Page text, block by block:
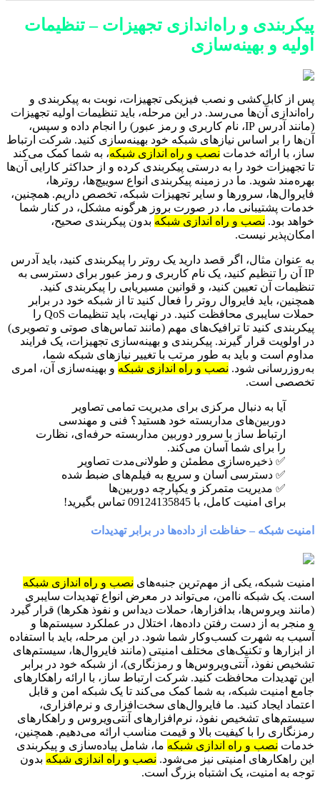
پیکربندی و راه‌اندازی تجهیزات – تنظیمات
اولیه و بهینه‌سازی
پس از کابل‌کشی و نصب فیزیکی تجهیزات، نوبت به پیکربندی و
راه‌اندازی آن‌ها می‌رسد. در این مرحله، باید تنظیمات اولیه تجهیزات
(مانند آدرس IP، نام کاربری و رمز عبور) را انجام داده و سپس،
آن‌ها را بر اساس نیازهای شبکه خود بهینه‌سازی کنید. شرکت ارتباط
ساز، با ارائه خدمات نصب و راه اندازی شبکه، به شما کمک می‌کند
تا تجهیزات خود را به درستی پیکربندی کرده و از حداکثر کارایی آن‌ها
بهره‌مند شوید. ما در زمینه پیکربندی انواع سوییچ‌ها، روترها،
فایروال‌ها، سرورها و سایر تجهیزات شبکه، تخصص داریم. همچنین،
خدمات پشتیبانی ما، در صورت بروز هرگونه مشکل، در کنار شما
خواهد بود. نصب و راه اندازی شبکه بدون پیکربندی صحیح،
امکان‌پذیر نیست.
به عنوان مثال، اگر قصد دارید یک روتر را پیکربندی کنید، باید آدرس
IP آن را تنظیم کنید، یک نام کاربری و رمز عبور برای دسترسی به
تنظیمات آن تعیین کنید، و قوانین مسیریابی را پیکربندی کنید.
همچنین، باید فایروال روتر را فعال کنید تا از شبکه خود در برابر
حملات سایبری محافظت کنید. در نهایت، باید تنظیمات QoS را
پیکربندی کنید تا ترافیک‌های مهم (مانند تماس‌های صوتی و تصویری)
در اولویت قرار گیرند. پیکربندی و بهینه‌سازی تجهیزات، یک فرایند
مداوم است و باید به طور مرتب با تغییر نیازهای شبکه شما،
به‌روزرسانی شود. نصب و راه اندازی شبکه و بهینه‌سازی آن، امری
تخصصی است.
آیا به دنبال مرکزی برای مدیریت تمامی تصاویر
دوربین‌های مداربسته خود هستید؟ فنی و مهندسی
ارتباط ساز با سرور دوربین مداربسته حرفه‌ای، نظارت
را برای شما آسان می‌کند.
✅ ذخیره‌سازی مطمئن و طولانی‌مدت تصاویر
✅ دسترسی آسان و سریع به فیلم‌های ضبط شده
✅ مدیریت متمرکز و یکپارچه دوربین‌ها
برای امنیت کامل، با 09124135845 تماس بگیرید!
امنیت شبکه – حفاظت از داده‌ها در برابر تهدیدات
امنیت شبکه، یکی از مهم‌ترین جنبه‌های نصب و راه اندازی شبکه
است. یک شبکه ناامن، می‌تواند در معرض انواع تهدیدات سایبری
(مانند ویروس‌ها، بدافزارها، حملات دیداس و نفوذ هکرها) قرار گیرد
و منجر به از دست رفتن داده‌ها، اختلال در عملکرد سیستم‌ها و
آسیب به شهرت کسب‌وکار شما شود. در این مرحله، باید با استفاده
از ابزارها و تکنیک‌های مختلف امنیتی (مانند فایروال‌ها، سیستم‌های
تشخیص نفوذ، آنتی‌ویروس‌ها و رمزنگاری)، از شبکه خود در برابر
این تهدیدات محافظت کنید. شرکت ارتباط ساز، با ارائه راهکارهای
جامع امنیت شبکه، به شما کمک می‌کند تا یک شبکه امن و قابل
اعتماد ایجاد کنید. ما فایروال‌های سخت‌افزاری و نرم‌افزاری،
سیستم‌های تشخیص نفوذ، نرم‌افزارهای آنتی‌ویروس و راهکارهای
رمزنگاری را با کیفیت بالا و قیمت مناسب ارائه می‌دهیم. همچنین،
خدمات نصب و راه اندازی شبکه ما، شامل پیاده‌سازی و پیکربندی
این راهکارهای امنیتی نیز می‌شود. نصب و راه اندازی شبکه بدون
توجه به امنیت، یک اشتباه بزرگ است.